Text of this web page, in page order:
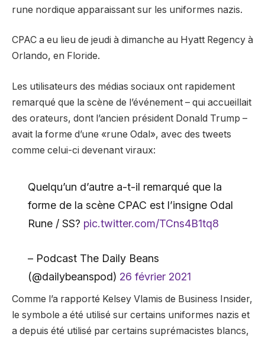
rune nordique apparaissant sur les uniformes nazis.
CPAC a eu lieu de jeudi à dimanche au Hyatt Regency à
Orlando, en Floride.
Les utilisateurs des médias sociaux ont rapidement
remarqué que la scène de l’événement – qui accueillait
des orateurs, dont l’ancien président Donald Trump –
avait la forme d’une «rune Odal», avec des tweets
comme celui-ci devenant viraux:
Quelqu’un d’autre a-t-il remarqué que la
forme de la scène CPAC est l’insigne Odal
Rune / SS? pic.twitter.com/TCns4B1tq8
– Podcast The Daily Beans
(@dailybeanspod) 26 février 2021
Comme l’a rapporté Kelsey Vlamis de Business Insider,
le symbole a été utilisé sur certains uniformes nazis et
a depuis été utilisé par certains suprémacistes blancs,